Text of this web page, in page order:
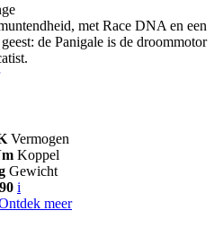
met Race DNA en een
de Panigale is de droommotor
Vermogen
Koppel
Gewicht
i
meer